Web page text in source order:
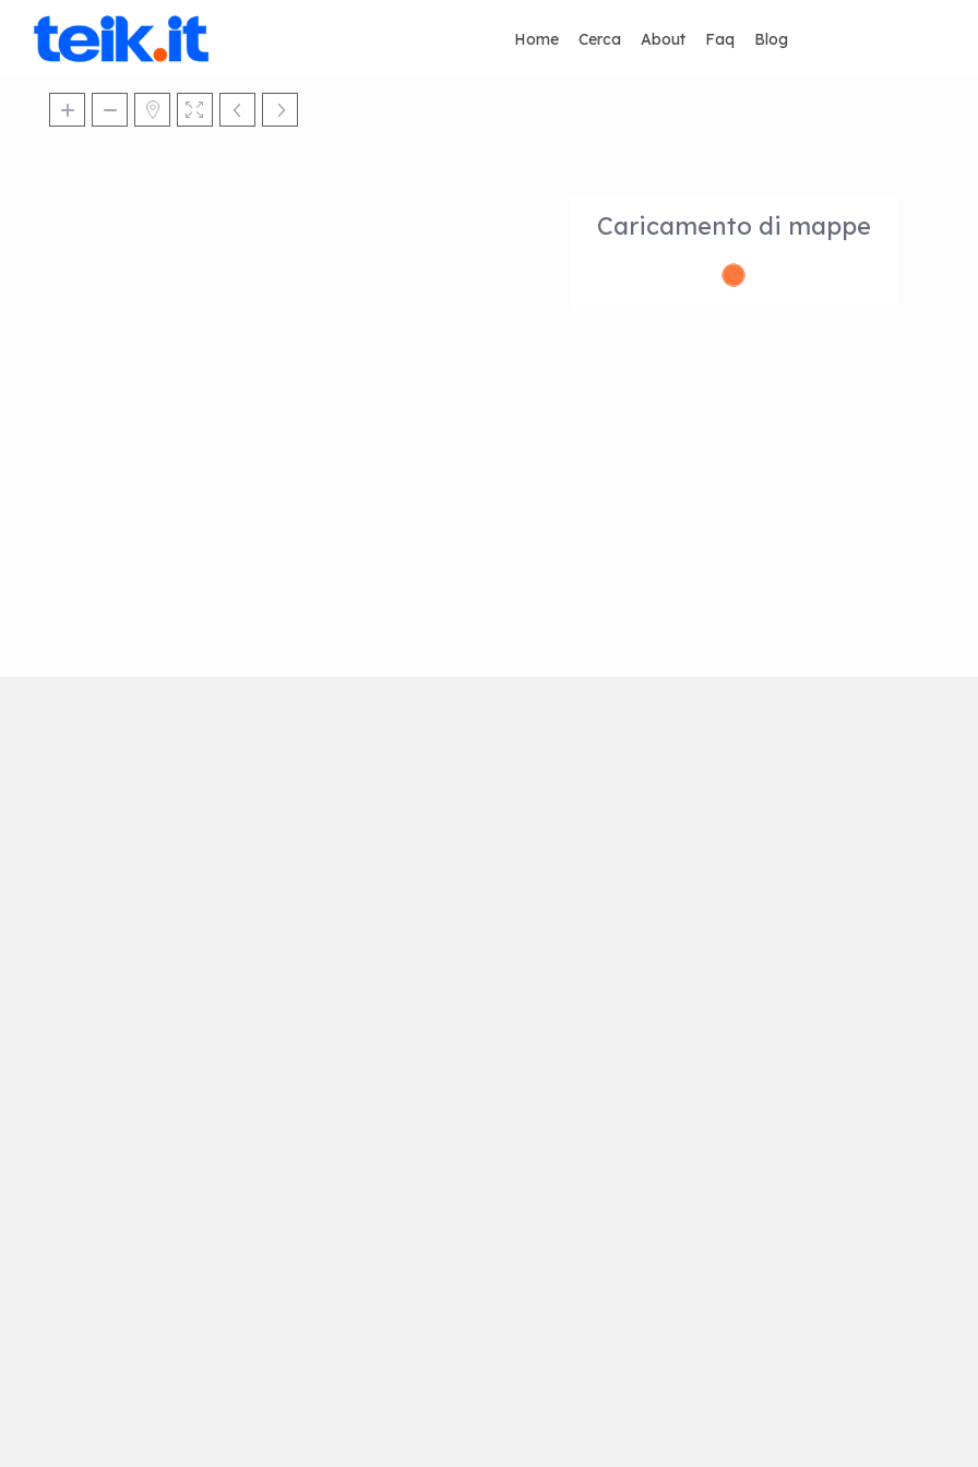
Home Cerca About Faq Blog
Caricamento di mappe